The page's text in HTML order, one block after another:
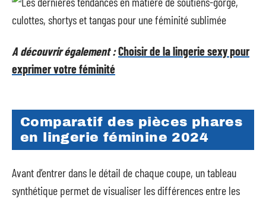
A découvrir également :Choisir de la lingerie sexy pour
exprimer votre féminité
Comparatif des pièces phares
en lingerie féminine 2024
Avant d’entrer dans le détail de chaque coupe, un tableau
synthétique permet de visualiser les différences entre les